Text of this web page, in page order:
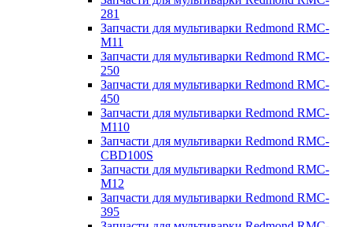
281
Запчасти для мультиварки Redmond RMC-
M11
Запчасти для мультиварки Redmond RMC-
250
Запчасти для мультиварки Redmond RMC-
450
Запчасти для мультиварки Redmond RMC-
M110
Запчасти для мультиварки Redmond RMC-
CBD100S
Запчасти для мультиварки Redmond RMC-
M12
Запчасти для мультиварки Redmond RMC-
395